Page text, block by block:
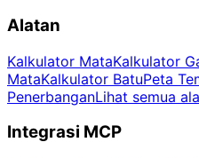
Alatan
Kalkulator MataKalkulator
MataKalkulator BatuPeta
PenerbanganLihat semua
Integrasi MCP